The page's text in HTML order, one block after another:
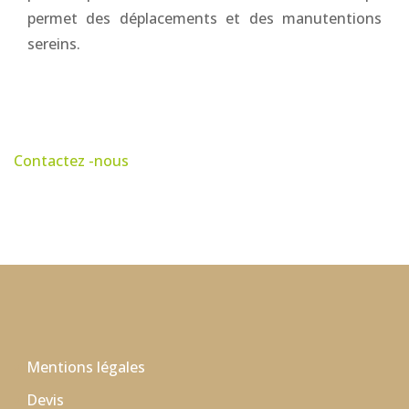
permet des déplacements et des manutentions
sereins.
Contactez -nous
Mentions légales
Devis